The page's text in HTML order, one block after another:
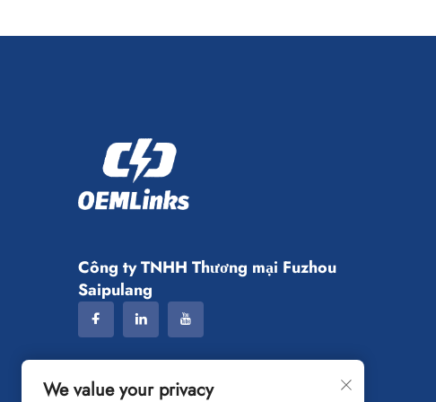
Công ty TNHH Thương mại Fuzhou
Saipulang
We value your privacy